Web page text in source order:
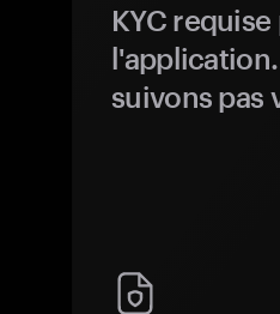
KYC
suivons pas